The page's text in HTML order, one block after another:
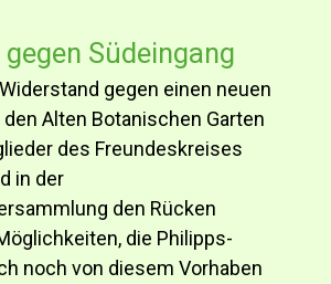
Südeingang
gegen einen neuen
Alten Botanischen Garten
des Freundeskreises
in der
den Rücken
die Philipps-
noch von diesem Vorhaben